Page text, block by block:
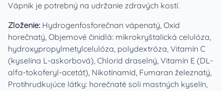
Vápnik je potrebný na udržanie zdravých kostí.
Zloženie: Hydrogenfosforečnan vápenatý, Oxid
horečnatý, Objemové činidlá: mikrokryštalická celulóza,
hydroxypropylmetylcelulóza, polydextróza, Vitamín C
(kyselina L-askorbová), Chlorid draselný, Vitamín E (DL-
alfa-tokoferyl-acetát), Nikotínamid, Fumaran železnatý,
Protihrudkujúce látky: horečnaté soli mastných kyselín,